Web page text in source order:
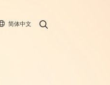
简体中文 Search